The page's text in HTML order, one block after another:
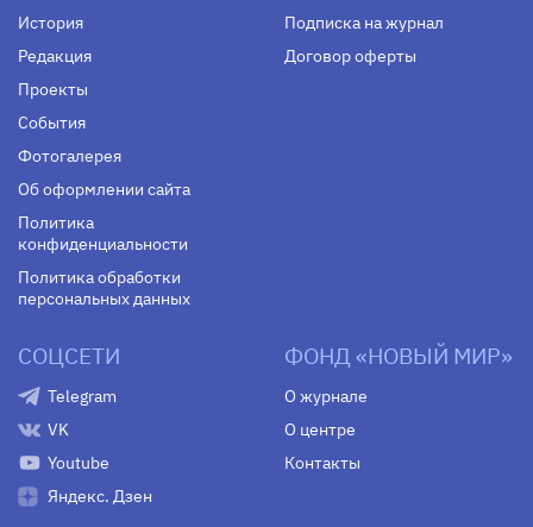
История
Редакция
Проекты
События
Фотогалерея
Об оформлении сайта
Политика
конфиденциальности
Политика обработки
персональных данных
Подписка на журнал
Договор оферты
СОЦСЕТИ
Telegram
VK
Youtube
Яндекс. Дзен
ФОНД «НОВЫЙ МИР»
О журнале
О центре
Контакты